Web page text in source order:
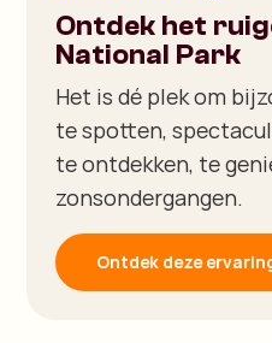
Ontdek het
National Park
Het is dé plek om
te spotten,
te ontdekken, te
zonsondergangen.
Ontdek deze